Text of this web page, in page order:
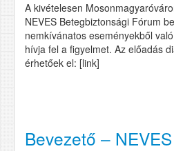
A kivételesen
NEVES Betegbiztonsági Fórum
nemkívánatos eseményekből
hívja fel a figyelmet. Az előadás
érhetőek el: [link]
Bevezető –